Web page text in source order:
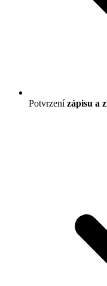
Potvrzenízápisu a